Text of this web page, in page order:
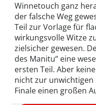
Winnetouch ganz
der falsche Weg
Teil zur Vorlage für
wirkungsvolle Witze
zielsicher gewesen.
des Manitu“ eine
ersten Teil. Aber
nicht zur
Finale einen großen